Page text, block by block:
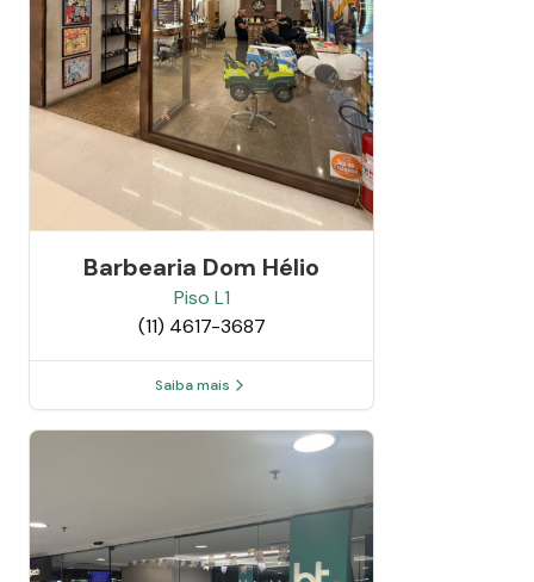
Barbearia Dom Hélio
Piso L1
(11) 4617-3687
Saiba mais